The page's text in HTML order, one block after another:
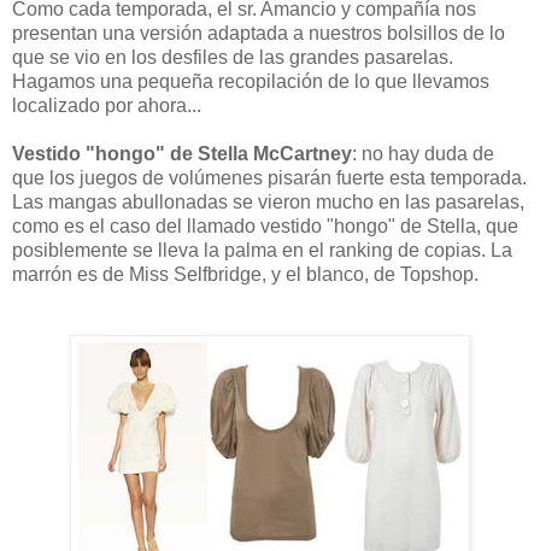
Como cada temporada, el sr. Amancio y compañía nos
presentan una versión adaptada a nuestros bolsillos de lo
que se vio en los desfiles de las grandes pasarelas.
Hagamos una pequeña recopilación de lo que llevamos
localizado por ahora...
Vestido "hongo" de Stella McCartney: no hay duda de
que los juegos de volúmenes pisarán fuerte esta temporada.
Las mangas abullonadas se vieron mucho en las pasarelas,
como es el caso del llamado vestido "hongo" de Stella, que
posiblemente se lleva la palma en el ranking de copias. La
marrón es de Miss Selfbridge, y el blanco, de Topshop.